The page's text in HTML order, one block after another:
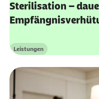
Sterilisation –
Kategorie
Leistungen